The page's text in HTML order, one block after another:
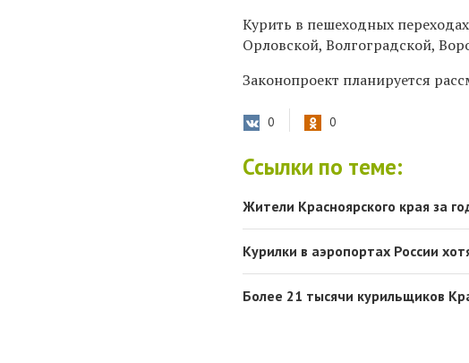
Курить в пешеходных
Орловской, Волгоградской,
Законопроект планируется
0 0
Ссылки по теме:
Жители Красноярского края за
Курилки в аэропортах России
Более 21 тысячи курильщиков